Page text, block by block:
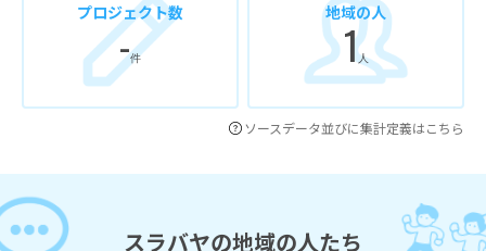
プロジェクト数
-件
地域の人
1人
ソースデータ並びに集計定義はこちら
スラバヤの地域の人たち